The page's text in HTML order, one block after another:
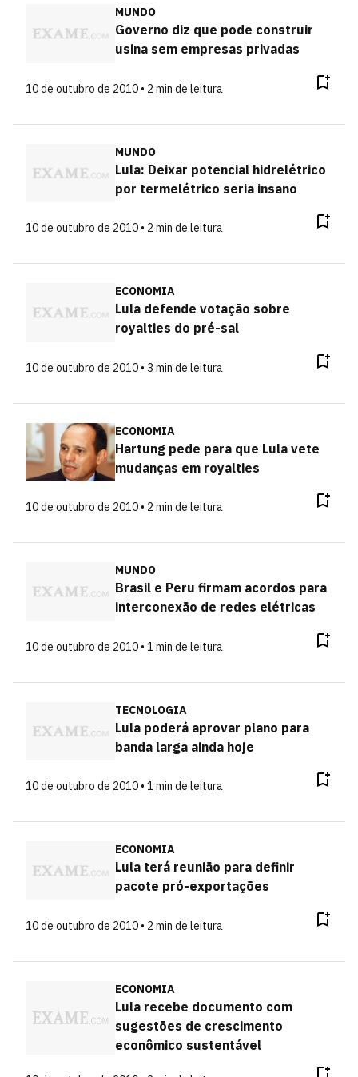
MUNDO
Governo diz que pode construir
usina sem empresas privadas
10 de outubro de 2010 • 2 min de leitura
MUNDO
Lula: Deixar potencial hidrelétrico
por termelétrico seria insano
10 de outubro de 2010 • 2 min de leitura
ECONOMIA
Lula defende votação sobre
royalties do pré-sal
10 de outubro de 2010 • 3 min de leitura
ECONOMIA
Hartung pede para que Lula vete
mudanças em royalties
10 de outubro de 2010 • 2 min de leitura
MUNDO
Brasil e Peru firmam acordos para
interconexão de redes elétricas
10 de outubro de 2010 • 1 min de leitura
TECNOLOGIA
Lula poderá aprovar plano para
banda larga ainda hoje
10 de outubro de 2010 • 1 min de leitura
ECONOMIA
Lula terá reunião para definir
pacote pró-exportações
10 de outubro de 2010 • 2 min de leitura
ECONOMIA
Lula recebe documento com
sugestões de crescimento
econômico sustentável